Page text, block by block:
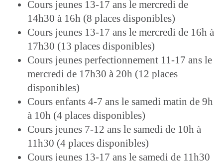
Cours jeunes 13-17 ans le mercredi de
14h30 à 16h (8 places disponibles)
Cours jeunes 13-17 ans le mercredi de 16h à
17h30 (13 places disponibles)
Cours jeunes perfectionnement 11-17 ans le
mercredi de 17h30 à 20h (12 places
disponibles)
Cours enfants 4-7 ans le samedi matin de 9h
à 10h (4 places disponibles)
Cours jeunes 7-12 ans le samedi de 10h à
11h30 (4 places disponibles)
Cours jeunes 13-17 ans le samedi de 11h30